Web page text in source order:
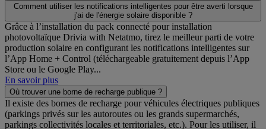
Comment utiliser les notifications intelligentes pour être averti lorsque
j'ai de l'énergie solaire disponible ?
Grâce à l’installation du pack connecté pour installation
photovoltaïque Drivia with Netatmo, tirez le meilleur parti de votre
production solaire en configurant les notifications intelligentes sur
l’App Home + Control (téléchargeable gratuitement depuis l’App
Store ou le Google Play...
En savoir plus
Où trouver une borne de recharge publique ?
Il existe des bornes de recharge pour véhicules électriques publiques
(parkings privés sur les autoroutes ou les grands supermarchés,
parkings collectivités locales et territoriales, etc.). Pour les utiliser, il